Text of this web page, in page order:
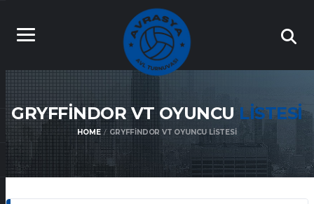
GRYFFINDOR VT OYUNCU LISTESI
HOME GRYFFINDOR VT OYUNCU LISTESI